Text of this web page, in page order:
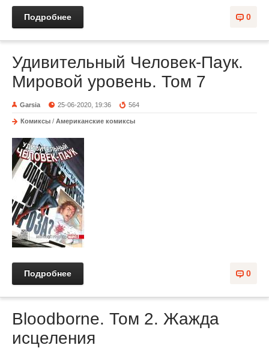
0
Подробнее
Удивительный Человек-Паук.
Мировой уровень. Том 7
Garsia 25-06-2020, 19:36 564
Комиксы / Американские комиксы
0
Подробнее
Bloodborne. Том 2. Жажда
исцеления